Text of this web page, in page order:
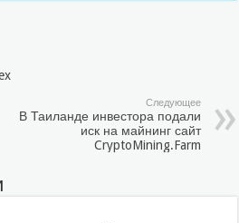
Следующее
В Таиланде инвестора подали
иск на майнинг сайт
CryptoMining.Farm